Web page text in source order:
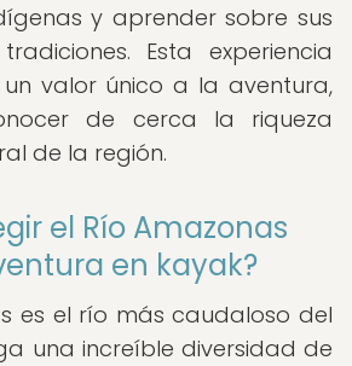
y aprender sobre sus
Esta experiencia
valor único a la aventura,
de cerca la riqueza
de la región.
el Río Amazonas
en kayak?
es el río más caudaloso del
una increíble diversidad de